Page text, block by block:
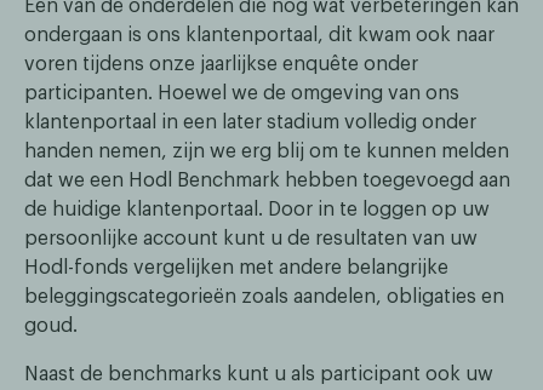
Een van de onderdelen die nog wat verbeteringen kan
ondergaan is ons klantenportaal, dit kwam ook naar
voren tijdens onze jaarlijkse enquête onder
participanten. Hoewel we de omgeving van ons
klantenportaal in een later stadium volledig onder
handen nemen, zijn we erg blij om te kunnen melden
dat we een Hodl Benchmark hebben toegevoegd aan
de huidige klantenportaal. Door in te loggen op uw
persoonlijke account kunt u de resultaten van uw
Hodl-fonds vergelijken met andere belangrijke
beleggingscategorieën zoals aandelen, obligaties en
goud.
Naast de benchmarks kunt u als participant ook uw